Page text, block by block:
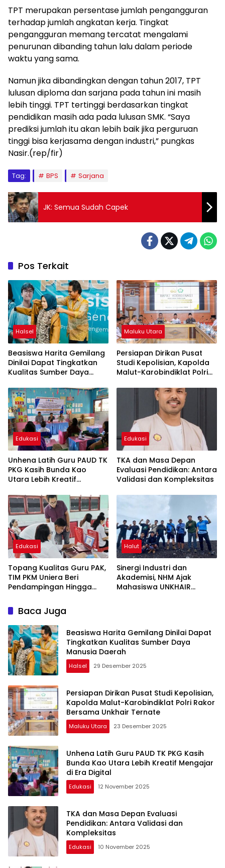
TPT merupakan persentase jumlah pengangguran
terhadap jumlah angkatan kerja. Tingkat
pengangguran memang tercatat mengalami
penurunan dibanding tahun lalu dalam periode
waktu yang sama.
Namun jika dibandingkan dengan tahun 2017, TPT
lulusan diploma dan sarjana pada tahun ini masih
lebih tinggi. TPT tertinggi berdasarkan tingkat
pendidikan masih ada pada lulusan SMK. “Saya
prediksi jumlah itu akan lebih baik jika perguruan
tinggi bisa kerjasama dengan industri,” pungkas
Nasir.(rep/fir)
Tag: BPS Sarjana
JK: Semua Sudah Capek
Pos Terkait
Halsel
Beasiswa Harita Gemilang
Dinilai Dapat Tingkatkan
Kualitas Sumber Daya
Maluku Utara
Persiapan Dirikan Pusat
Studi Kepolisian, Kapolda
Malut-Karobindiklat Polri
Ternate
Edukasi
Unhena Latih Guru PAUD TK
PKG Kasih Bunda Kao
Utara Lebih Kreatif
Edukasi
TKA dan Masa Depan
Evaluasi Pendidikan: Antara
Validasi dan Kompleksitas
Edukasi
Topang Kualitas Guru PAK,
TIM PKM Uniera Beri
Pendampingan Hingga
Halut
Sinergi Industri dan
Akademisi, NHM Ajak
Mahasiswa UNKHAIR
Baca Juga
Beasiswa Harita Gemilang Dinilai Dapat
Tingkatkan Kualitas Sumber Daya
Manusia Daerah
Halsel 29 Desember 2025
Persiapan Dirikan Pusat Studi Kepolisian,
Kapolda Malut-Karobindiklat Polri Rakor
Bersama Unkhair Ternate
Maluku Utara 23 Desember 2025
Unhena Latih Guru PAUD TK PKG Kasih
Bunda Kao Utara Lebih Kreatif Mengajar
di Era Digital
Edukasi 12 November 2025
TKA dan Masa Depan Evaluasi
Pendidikan: Antara Validasi dan
Kompleksitas
Edukasi 10 November 2025